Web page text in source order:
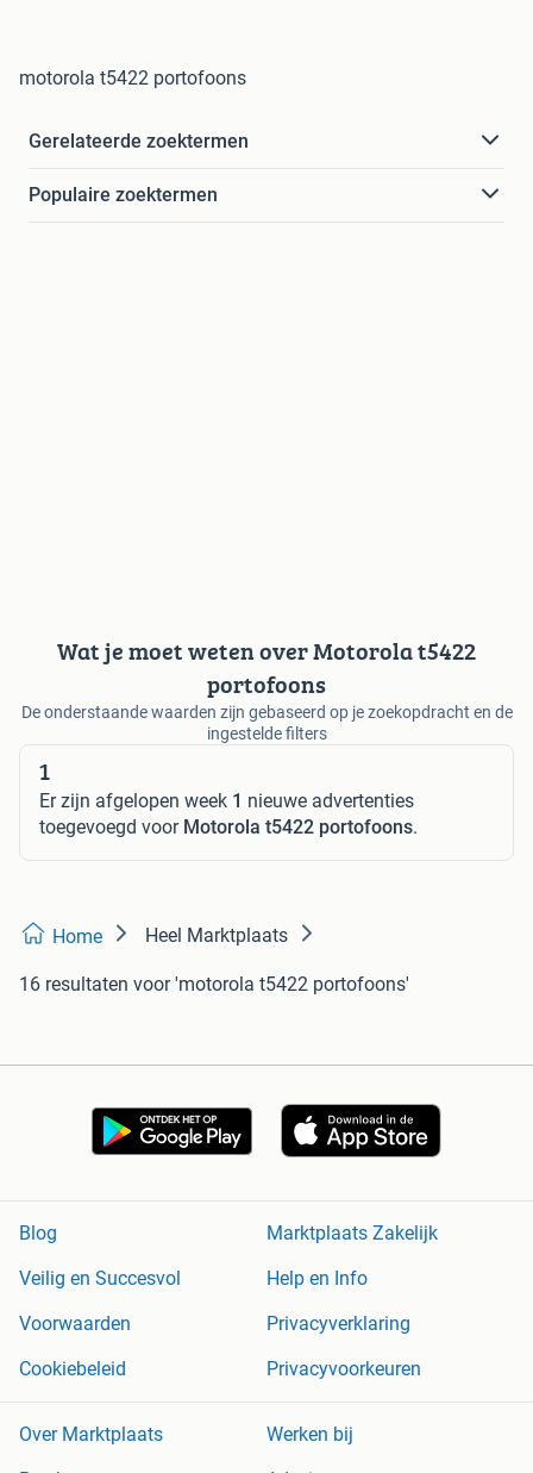
motorola t5422 portofoons
Gerelateerde zoektermen
Populaire zoektermen
Wat je moet weten over Motorola t5422
portofoons
De onderstaande waarden zijn gebaseerd op je zoekopdracht en de
ingestelde filters
1
Er zijn afgelopen week 1 nieuwe advertenties
toegevoegd voor Motorola t5422 portofoons.
Home Heel Marktplaats
16 resultaten voor 'motorola t5422 portofoons'
Blog
Marktplaats Zakelijk
Veilig en Succesvol
Help en Info
Voorwaarden
Privacyverklaring
Cookiebeleid
Privacyvoorkeuren
Over Marktplaats
Werken bij